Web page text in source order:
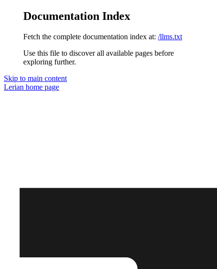
Documentation Index
Fetch the complete documentation index at: /llms.txt
Use this file to discover all available pages before
exploring further.
Skip to main content
Lerian home page